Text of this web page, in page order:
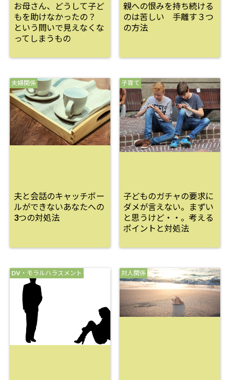
お母さん、どうして子ど
もを助けなかったの？
という問いで見えなくな
ってしまうもの
親への恨みを持ち続ける
のは苦しい 手離す３つ
の方法
夫婦関係
夫と会話のキャッチボー
ルができないあなたへの
3つの対処法
子育て
子どものガチャの要求に
ダメが言えない。まずい
と思うけど・・。考える
ポイントと対処法
DV・モラルハラスメント 対人関係